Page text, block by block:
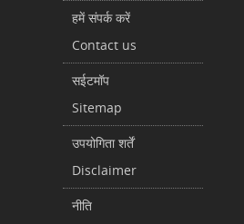
हमें संपर्क करें
Contact us
सईटमॉप
Sitemap
उपयोगिता शर्तें
Disclaimer
नीति